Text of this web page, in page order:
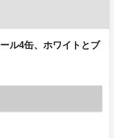
ル4缶、ホワイトとブ